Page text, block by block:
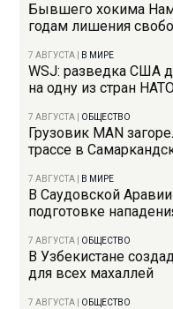
Бывшего хокима
годам лишения
7 АВГУСТА В МИРЕ
WSJ: разведка США
на одну из стран
7 АВГУСТА ОБЩЕСТВО
Грузовик MAN
трассе в
7 АВГУСТА В МИРЕ
В Саудовской
подготовке
7 АВГУСТА ОБЩЕСТВО
В Узбекистане
для всех махаллей
7 АВГУСТА ОБЩЕСТВО